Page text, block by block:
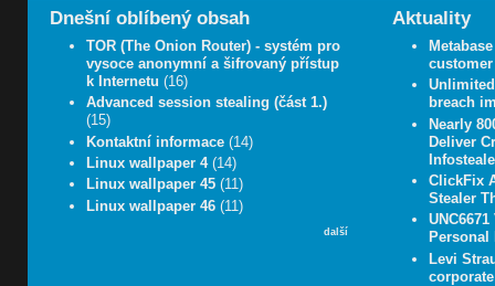
Dnešní oblíbený obsah
TOR (The Onion Router) - systém pro
vysoce anonymní a šifrovaný přístup
k Internetu (16)
Advanced session stealing (část 1.)
(15)
Kontaktní informace (14)
Linux wallpaper 4 (14)
Linux wallpaper 45 (11)
Linux wallpaper 46 (11)
další
Aktuality
customer
breach
Nearly
Deliver
ClickFix
Stealer
Personal
Levi